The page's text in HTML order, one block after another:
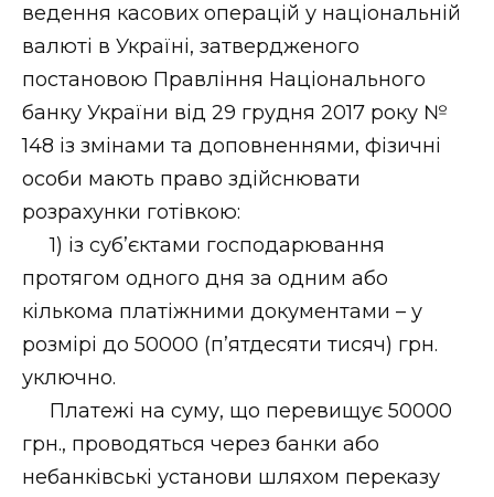
ведення касових операцій у національній
валюті в Україні, затвердженого
постановою Правління Національного
банку України від 29 грудня 2017 року №
148 із змінами та доповненнями, фізичні
особи мають право здійснювати
розрахунки готівкою:
1) із суб’єктами господарювання
протягом одного дня за одним або
кількома платіжними документами – у
розмірі до 50000 (п’ятдесяти тисяч) грн.
уключно.
Платежі на суму, що перевищує 50000
грн., проводяться через банки або
небанківські установи шляхом переказу